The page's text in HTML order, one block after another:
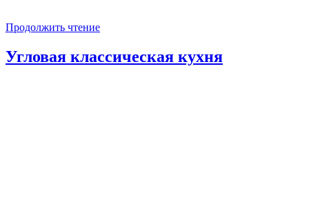
Продолжить чтение
Угловая классическая кухня